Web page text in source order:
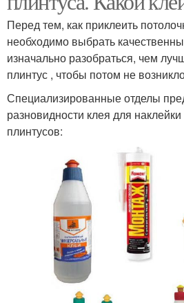
Перед тем, как приклеить
необходимо выбрать
изначально разобраться, чем
плинтус , чтобы потом не
Специализированные отделы
разновидности клея для
плинтусов: